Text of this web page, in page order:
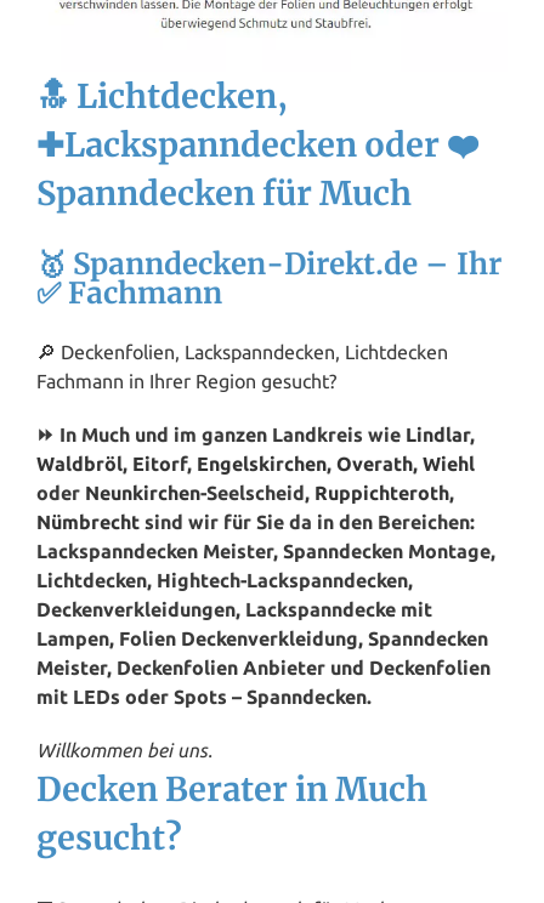
🔝 Lichtdecken,
✚Lackspanndecken oder ❤️
Spanndecken für Much
🥇 Spanndecken-Direkt.de – Ihr
✅ Fachmann
🔎 Deckenfolien, Lackspanndecken, Lichtdecken
Fachmann in Ihrer Region gesucht?
⏩ In Much und im ganzen Landkreis wie Lindlar,
Waldbröl, Eitorf, Engelskirchen, Overath, Wiehl
oder Neunkirchen-Seelscheid, Ruppichteroth,
Nümbrecht sind wir für Sie da in den Bereichen:
Lackspanndecken Meister, Spanndecken Montage,
Lichtdecken, Hightech-Lackspanndecken,
Deckenverkleidungen, Lackspanndecke mit
Lampen, Folien Deckenverkleidung, Spanndecken
Meister, Deckenfolien Anbieter und Deckenfolien
mit LEDs oder Spots – Spanndecken.
Willkommen bei uns.
Decken Berater in Much
gesucht?